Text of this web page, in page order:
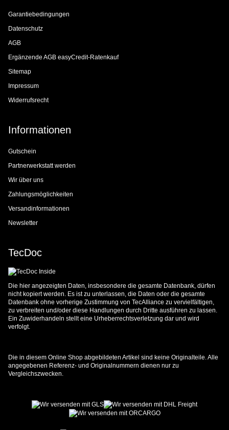
Garantiebedingungen
Datenschutz
AGB
Ergänzende AGB easyCredit-Ratenkauf
Sitemap
Impressum
Widerrufsrecht
Informationen
Gutschein
Partnerwerkstatt werden
Wir über uns
Zahlungsmöglichkeiten
Versandinformationen
Newsletter
TecDoc
Die hier angezeigten Daten, insbesondere die gesamte Datenbank, dürfen
nicht kopiert werden. Es ist zu unterlassen, die Daten oder die gesamte
Datenbank ohne vorherige Zustimmung von TecAlliance zu vervielfältigen,
zu verbreiten und/oder diese Handlungen durch Dritte ausführen zu lassen.
Ein Zuwiderhandeln stellt eine Urheberrechtsverletzung dar und wird
verfolgt.
Die in diesem Online Shop abgebildeten Artikel sind keine Originalteile. Alle
angegebenen Referenz- und Originalnummern dienen nur zu
Vergleichszwecken.